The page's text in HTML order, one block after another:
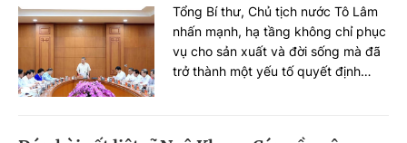
Tổng Bí thư, Chủ tịch nước Tô Lâm
nhấn mạnh, hạ tầng không chỉ phục
vụ cho sản xuất và đời sống mà đã
trở thành một yếu tố quyết định